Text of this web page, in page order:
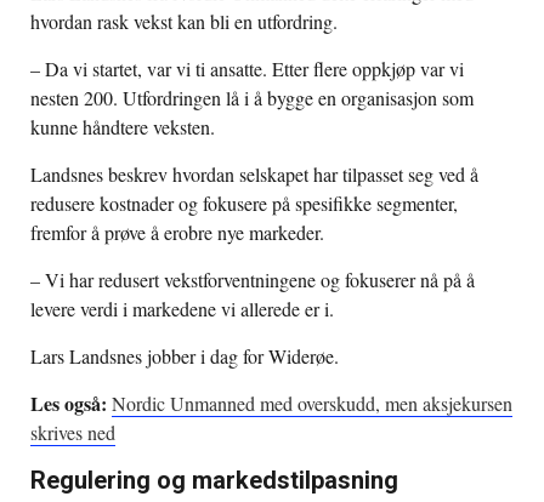
hvordan rask vekst kan bli en utfordring.
– Da vi startet, var vi ti ansatte. Etter flere oppkjøp var vi
nesten 200. Utfordringen lå i å bygge en organisasjon som
kunne håndtere veksten.
Landsnes beskrev hvordan selskapet har tilpasset seg ved å
redusere kostnader og fokusere på spesifikke segmenter,
fremfor å prøve å erobre nye markeder.
– Vi har redusert vekstforventningene og fokuserer nå på å
levere verdi i markedene vi allerede er i.
Lars Landsnes jobber i dag for Widerøe.
Les også: Nordic Unmanned med overskudd, men aksjekursen
skrives ned
Regulering og markedstilpasning